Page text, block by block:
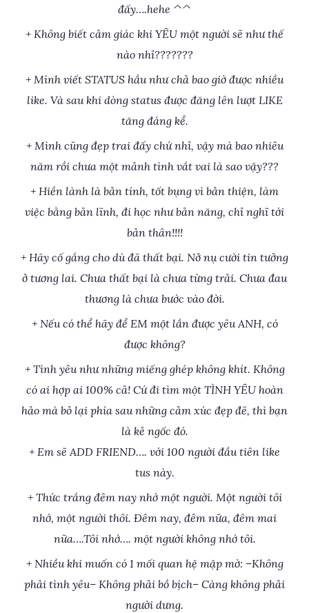
đấy….hehe ^^
+ Không biết cảm giác khi YÊU một người sẽ như thế
nào nhỉ???????
+ Mình viết STATUS hầu như chả bao giờ được nhiều
like. Và sau khi dòng status được đăng lên lượt LIKE
tăng đáng kể.
+ Mình cũng đẹp trai đấy chứ nhỉ, vậy mà bao nhiêu
năm rồi chưa một mảnh tình vắt vai là sao vậy???
+ Hiền lành là bản tính, tốt bụng vì bản thiện, làm
việc bằng bản lĩnh, đi học như bản năng, chỉ nghĩ tới
bản thân!!!!
+ Hãy cố gắng cho dù đã thất bại. Nở nụ cười tin tưởng
ở tương lai. Chưa thất bại là chưa từng trải. Chưa đau
thương là chưa bước vào đời.
+ Nếu có thể hãy để EM một lần được yêu ANH, có
được không?
+ Tình yêu như những miếng ghép không khít. Không
có ai hợp ai 100% cả! Cứ đi tìm một TÌNH YÊU hoàn
hảo mà bỏ lại phía sau những cảm xúc đẹp đẽ, thì bạn
là kẻ ngốc đó.
+ Em sẽ ADD FRIEND…. với 100 người đầu tiên like
tus này.
+ Thức trắng đêm nay nhớ một người. Một người tôi
nhớ, một người thôi. Đêm nay, đêm nữa, đêm mai
nữa….Tôi nhớ…. một người không nhớ tôi.
+ Nhiều khi muốn có 1 mối quan hệ mập mờ: –Không
phải tình yêu– Không phải bồ bịch– Càng không phải
người dưng.